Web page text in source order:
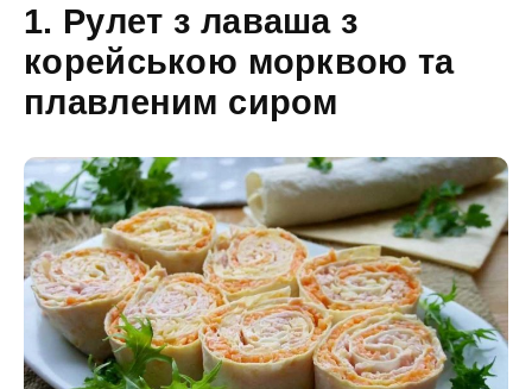
1. Рулет з лаваша з
корейською морквою та
плавленим сиром